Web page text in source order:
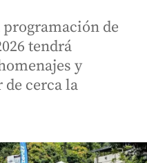
de
tendrá
y
de cerca la